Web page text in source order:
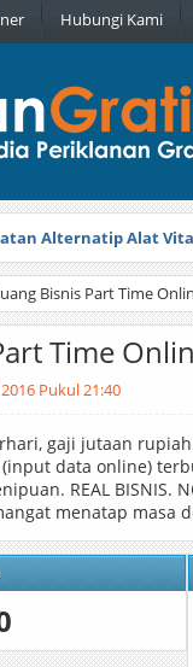
Hubungi Kami
Alternatip Alat
Pesona Diterbitkan
Bisnis Part Time
Time
Pukul 21:40
gaji jutaan
(input data online)
REAL BISNIS.
menatap masa